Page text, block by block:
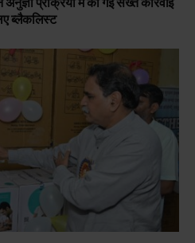
ब्लैकलिस्ट